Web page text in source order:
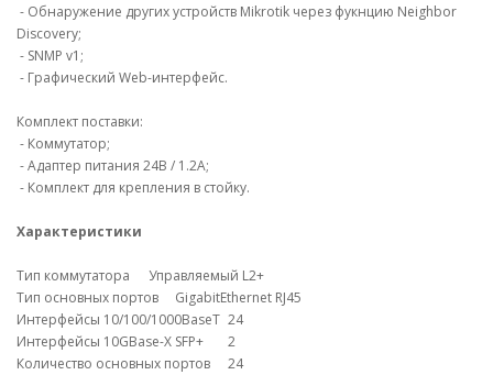
- Обнаружение других устройств Mikrotik через фукнцию Neighbor
Discovery;
- SNMP v1;
- Графический Web-интерфейс.
Комплект поставки:
- Коммутатор;
- Адаптер питания 24В / 1.2А;
- Комплект для крепления в стойку.
Характеристики
Тип коммутатора
Управляемый L2+
Тип основных портов
GigabitEthernet RJ45
Интерфейсы 10/100/1000BaseT 24
Интерфейсы 10GBase-X SFP+
2
Количество основных портов
24